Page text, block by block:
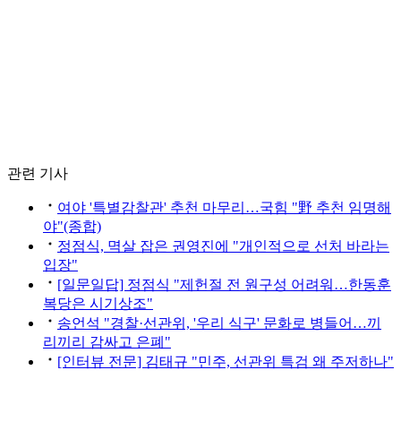
관련 기사
여야 '특별감찰관' 추천 마무리…국힘 "野 추천 임명해
야"(종합)
정점식, 멱살 잡은 권영진에 "개인적으로 선처 바라는
입장"
[일문일답] 정점식 "제헌절 전 원구성 어려워…한동훈
복당은 시기상조"
송언석 "경찰·선관위, '우리 식구' 문화로 병들어…끼
리끼리 감싸고 은폐"
[인터뷰 전문] 김태규 "민주, 선관위 특검 왜 주저하나"